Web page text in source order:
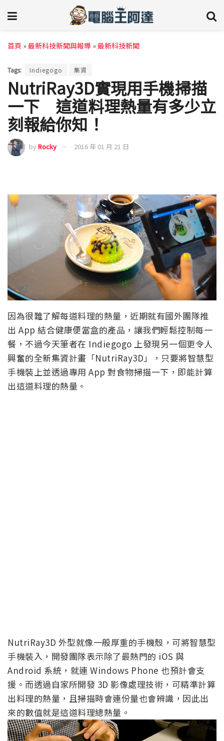
首頁 »最新科技新聞與報導 »最新科技新聞
Tags: Indiegogo 集資
NutriRay3D實現用手機掃描
一下 這道料理熱量有多少立
刻報給你知！
byRocky 2016 年 01 月 21 日
因為很難了解每道料理的熱量，近期就有國外團隊推
出 App 結合健康便當盒的產品，讓我們輕鬆控制每一
餐，不過今天筆者在 Indiegogo 上發現另一個更令人
興奮的全新集資計畫「NutriRay3D」，只要將智慧型
手機裝上並透過專用 App 對食物掃描一下，即能計算
出這道料理的熱量。
NutriRay3D 外型就像一般厚重的手機殼，可將智慧型
手機裝入，開發團隊表示除了最熱門的 iOS 與
Android 系統，就連 Windows Phone 也預計會支
援。而透過自家所開發 3D 影像處理技術，可精準計算
出料理的熱量，且掃描時會連份量也會辨識，因此出
來的數值就是這道料理總熱量。